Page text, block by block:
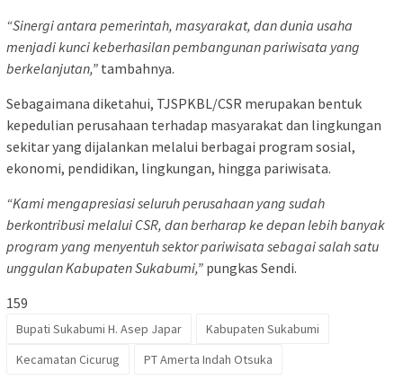
“Sinergi antara pemerintah, masyarakat, dan dunia usaha
menjadi kunci keberhasilan pembangunan pariwisata yang
berkelanjutan,” tambahnya.
Sebagaimana diketahui, TJSPKBL/CSR merupakan bentuk
kepedulian perusahaan terhadap masyarakat dan lingkungan
sekitar yang dijalankan melalui berbagai program sosial,
ekonomi, pendidikan, lingkungan, hingga pariwisata.
“Kami mengapresiasi seluruh perusahaan yang sudah
berkontribusi melalui CSR, dan berharap ke depan lebih banyak
program yang menyentuh sektor pariwisata sebagai salah satu
unggulan Kabupaten Sukabumi,” pungkas Sendi.
159
Bupati Sukabumi H. Asep Japar
Kabupaten Sukabumi
Kecamatan Cicurug
PT Amerta Indah Otsuka